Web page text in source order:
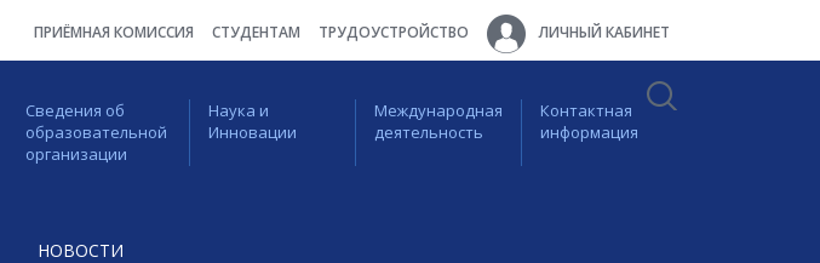
ПРИЁМНАЯ КОМИССИЯ СТУДЕНТАМ ТРУДОУСТРОЙСТВО ЛИЧНЫЙ КАБИНЕТ
Сведения об
образовательной
организации
Наука и
Инновации
Международная
деятельность
Контактная
информация
НОВОСТИ